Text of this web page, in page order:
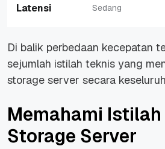
Latensi Sedang
Di balik perbedaan kecepatan
sejumlah istilah teknis yang
storage server secara
Memahami
Storage Server